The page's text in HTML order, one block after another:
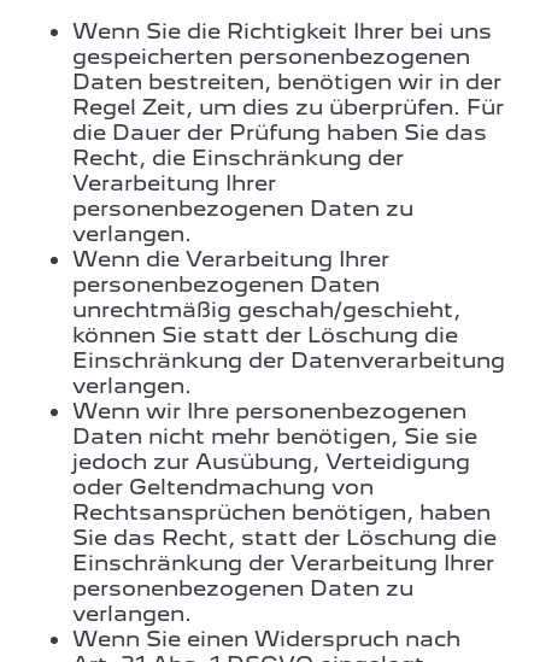
Wenn Sie die Richtigkeit Ihrer bei uns
gespeicherten personenbezogenen
Daten bestreiten, benötigen wir in der
Regel Zeit, um dies zu überprüfen. Für
die Dauer der Prüfung haben Sie das
Recht, die Einschränkung der
Verarbeitung Ihrer
personenbezogenen Daten zu
verlangen.
Wenn die Verarbeitung Ihrer
personenbezogenen Daten
unrechtmäßig geschah/geschieht,
können Sie statt der Löschung die
Einschränkung der Datenverarbeitung
verlangen.
Wenn wir Ihre personenbezogenen
Daten nicht mehr benötigen, Sie sie
jedoch zur Ausübung, Verteidigung
oder Geltendmachung von
Rechtsansprüchen benötigen, haben
Sie das Recht, statt der Löschung die
Einschränkung der Verarbeitung Ihrer
personenbezogenen Daten zu
verlangen.
Wenn Sie einen Widerspruch nach